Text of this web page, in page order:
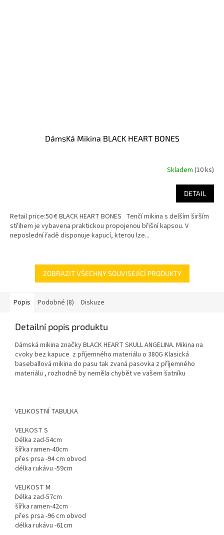
DámsKá Mikina BLACK HEART BONES
Skladem (10 ks)
DETAIL
Retail price:50 € BLACK HEART BONES Tenčí mikina s delším širším
střihem je vybavena praktickou propojenou břišní kapsou. V
neposlední řadě disponuje kapucí, kterou lze...
ZOBRAZIT VŠECHNY SOUVISEJÍCÍ PRODUKTY
Popis Podobné (8) Diskuze
Detailní popis produktu
Dámská mikina značky BLACK HEART SKULL ANGELINA. Mikina na
cvoky bez kapuce z příjemného materiálu o 380G Klasická
baseballová mikina do pasu tak zvaná pasovka z příjemného
materiálu , rozhodně by neměla chybět ve vašem šatníku
VELIKOSTNÍ TABULKA
VELKOST S
Délka zad-54cm
šířka ramen-40cm
přes prsa -94 cm obvod
délka rukávu -59cm
VELIKOST M
Délka zad-57cm
šířka ramen-42cm
přes prsa -96 cm obvod
délka rukávu -61cm